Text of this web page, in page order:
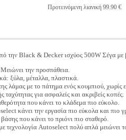
Προτεινόμενη λιανική 99.90 €
την Black & Decker ισχύος 500W Σέγα με
την προσπάθεια.
ξύλα, μέταλλα, πλαστικά.
λάμας με το πάτημα ενός κουμπιού, χωρίς
ταχύτητας για ασφαλείς και ακριβείς κοπές.
που κάνει το κλάδεμα πιο εύκολο.
κάνει την εργασία πιο εύκολα και πιο
που κάνει το πριόνι πιο σταθερό.
Autoselect πολύ απλά μειώνει